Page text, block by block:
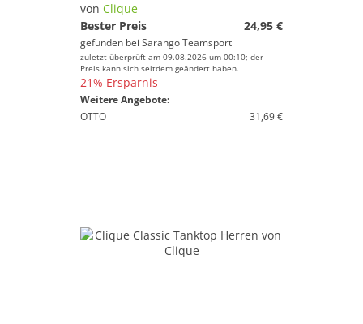
von Clique
Bester Preis
24,95 €
gefunden bei Sarango Teamsport
zuletzt überprüft am 09.08.2026 um 00:10; der
Preis kann sich seitdem geändert haben.
21% Ersparnis
Weitere Angebote:
OTTO
31,69 €